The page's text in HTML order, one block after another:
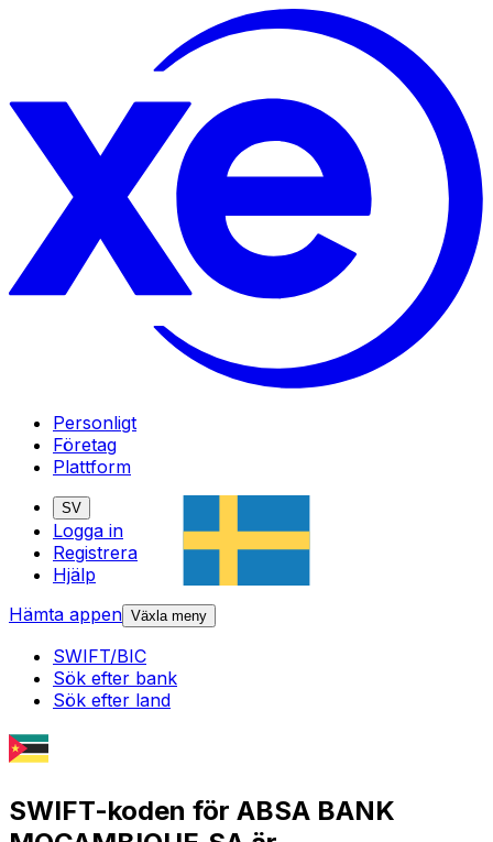
Personligt
Företag
Plattform
SV
Logga in
Registrera
Hjälp
Hämta appen Växla meny
SWIFT/BIC
Sök efter bank
Sök efter land
SWIFT-koden för ABSA BANK